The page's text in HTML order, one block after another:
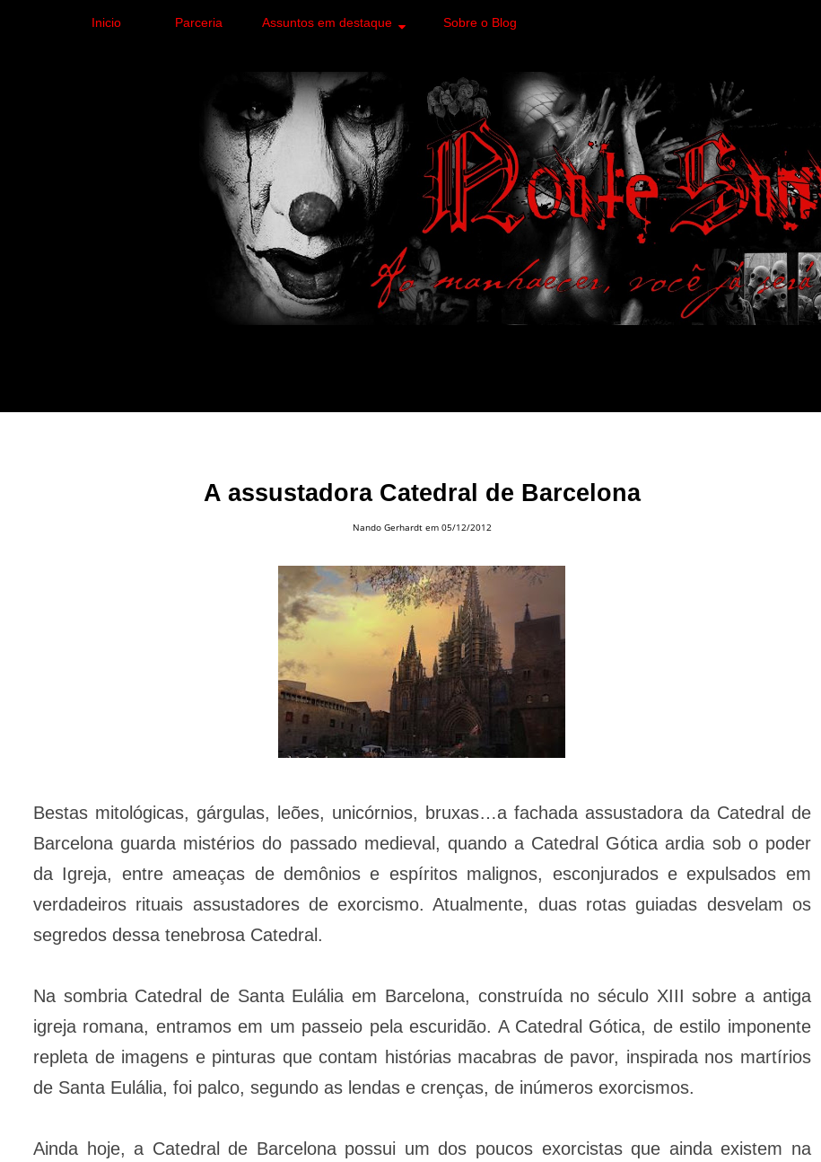
Inicio Parceria Assuntos em destaque Sobre o Blog
A assustadora Catedral de Barcelona
Nando Gerhardt em 05/12/2012
Bestas mitológicas, gárgulas, leões, unicórnios, bruxas…a fachada assustadora da Catedral de
Barcelona guarda mistérios do passado medieval, quando a Catedral Gótica ardia sob o poder
da Igreja, entre ameaças de demônios e espíritos malignos, esconjurados e expulsados em
verdadeiros rituais assustadores de exorcismo. Atualmente, duas rotas guiadas desvelam os
segredos dessa tenebrosa Catedral.
Na sombria Catedral de Santa Eulália em Barcelona, construída no século XIII sobre a antiga
igreja romana, entramos em um passeio pela escuridão. A Catedral Gótica, de estilo imponente
repleta de imagens e pinturas que contam histórias macabras de pavor, inspirada nos martírios
de Santa Eulália, foi palco, segundo as lendas e crenças, de inúmeros exorcismos.
Ainda hoje, a Catedral de Barcelona possui um dos poucos exorcistas que ainda existem na